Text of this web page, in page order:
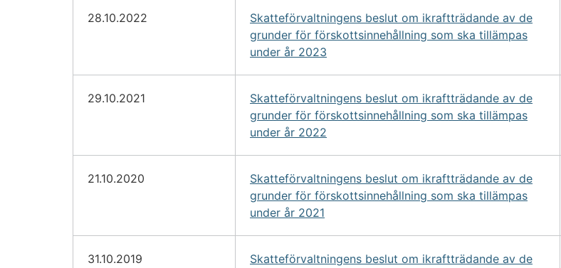
28.10.2022
Skatteförvaltningens beslut om ikraftträdande av de
grunder för förskottsinnehållning som ska tillämpas
under år 2023
29.10.2021
Skatteförvaltningens beslut om ikraftträdande av de
grunder för förskottsinnehållning som ska tillämpas
under år 2022
21.10.2020
Skatteförvaltningens beslut om ikraftträdande av de
grunder för förskottsinnehållning som ska tillämpas
under år 2021
31.10.2019
Skatteförvaltningens beslut om ikraftträdande av de